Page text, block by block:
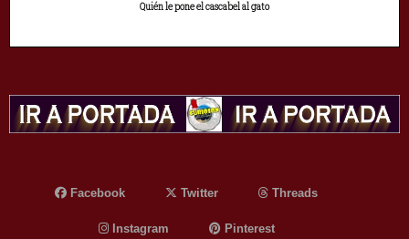
Quién le pone el cascabel al gato
Facebook Twitter Threads
Instagram Pinterest